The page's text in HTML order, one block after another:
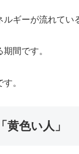
ギーが流れてい
間です。
。
色い人」